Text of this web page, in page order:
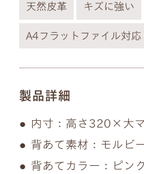
天然皮革 キズに強い
A4フラットファイル対応
製品詳細
内寸：高さ320×大
背あて素材：モルビ
背あてカラー：ピンク
ませ。